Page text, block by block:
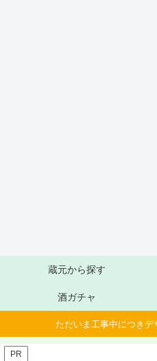
蔵元から探す
酒ガチャ
ただいま工事中につきデ
PR